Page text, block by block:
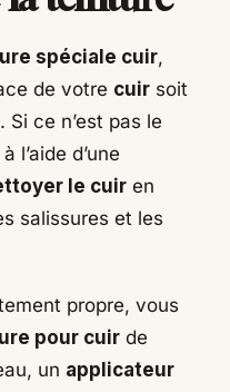
spéciale cuir,
de votre cuir soit
ce n’est pas le
à l’aide d’une
le cuir en
salissures et les
propre, vous
pour cuir de
un applicateur